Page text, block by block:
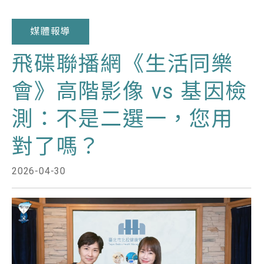
媒體報導
飛碟聯播網《生活同樂
會》高階影像 vs 基因檢
測：不是二選一，您用
對了嗎？
2026-04-30